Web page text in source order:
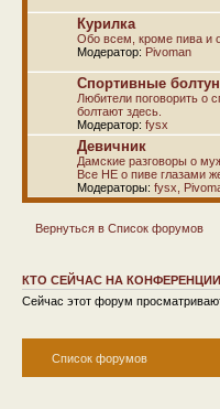
Курилка
Обо всем, кроме пива и
Модератор: Pivoman
Спортивные
Любители поговорить о
болтают здесь.
Модератор: fysx
Девичник
Дамские разговоры о
Все НЕ о пиве глазами
Модераторы: fysx
Вернуться в Список форумов
КТО СЕЙЧАС НА КОНФЕРЕНЦИИ
Сейчас этот форум
Список форумов